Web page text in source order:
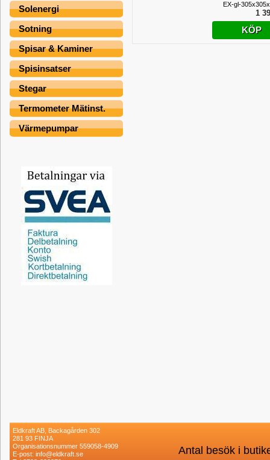
Solenergi
Sotning
Spisar & Kaminer
Spisinsatser
Stegar
Termometer Mätinst.
Värmepumpar
EX-gl-
1
KÖP
Eldkraft AB, Backagården 302
281 93 FINJA
Organisationsnummer 559058-4909
E-post: info@eldkraft.se
Antal besök i